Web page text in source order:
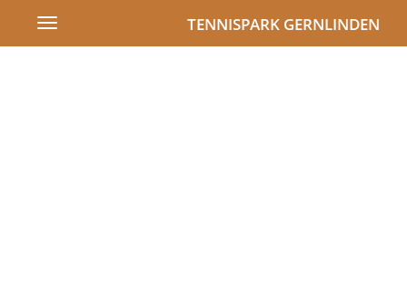
TENNISPARK GERNLINDEN
Toggle
navigation